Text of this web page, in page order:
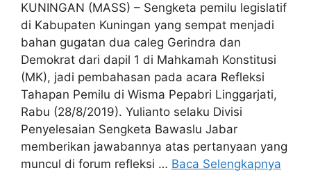
KUNINGAN (MASS) – Sengketa pemilu legislatif
di Kabupaten Kuningan yang sempat menjadi
bahan gugatan dua caleg Gerindra dan
Demokrat dari dapil 1 di Mahkamah Konstitusi
(MK), jadi pembahasan pada acara Refleksi
Tahapan Pemilu di Wisma Pepabri Linggarjati,
Rabu (28/8/2019). Yulianto selaku Divisi
Penyelesaian Sengketa Bawaslu Jabar
memberikan jawabannya atas pertanyaan yang
muncul di forum refleksi … Baca Selengkapnya